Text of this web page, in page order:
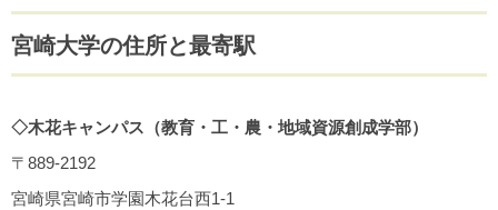
宮崎大学の住所と最寄駅
◇木花キャンパス（教育・工・農・地域資源創成学部）
〒889-2192
宮崎県宮崎市学園木花台西1-1